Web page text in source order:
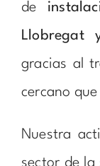
de
Llobregat
gracias al
cercano
Nuestra